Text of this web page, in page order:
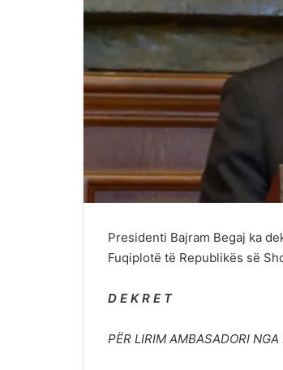
Presidenti Bajram Begaj ka
Fuqiplotë të Republikës së
D E K R E T
PËR LIRIM AMBASADORI NGA